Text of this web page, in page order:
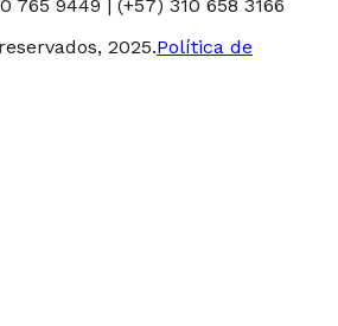
765 9449 | (+57) 310 658 3166
2025.Política de